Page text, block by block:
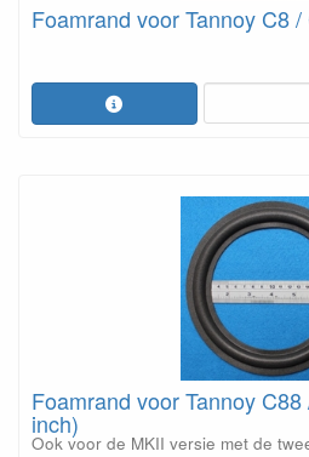
Foamrand voor Tannoy C8
Foamrand voor Tannoy
inch)
Ook voor de MKII versie met de